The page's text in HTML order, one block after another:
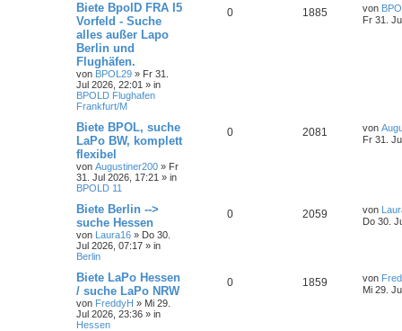
Biete BpolD FRA I5
Vorfeld - Suche
alles außer Lapo
Berlin und
Flughäfen.
von BPOL29 » Fr 31.
Jul 2026, 22:01 » in
BPOLD Flughafen
Frankfurt/M
0 1885 von
Fr 31.
Biete BPOL, suche
LaPo BW, komplett
flexibel
von Augustiner200 » Fr
31. Jul 2026, 17:21 » in
BPOLD 11
0 2081 von
Fr 31.
Biete Berlin -->
suche Hessen
von Laura16 » Do 30.
Jul 2026, 07:17 » in
Berlin
0 2059 von
Do 30.
Biete LaPo Hessen
/ suche LaPo NRW
von FreddyH » Mi 29.
Jul 2026, 23:36 » in
Hessen
0 1859 von
Mi 29.